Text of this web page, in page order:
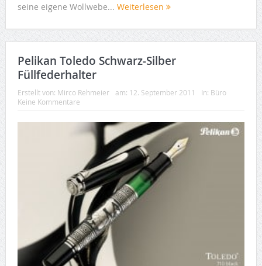
seine eigene Wollwebe... Weiterlesen
Pelikan Toledo Schwarz-Silber
Füllfederhalter
Erstellt von: Mirco Rehmeier am: 12. September 2011 In: Büro
Keine Kommentare